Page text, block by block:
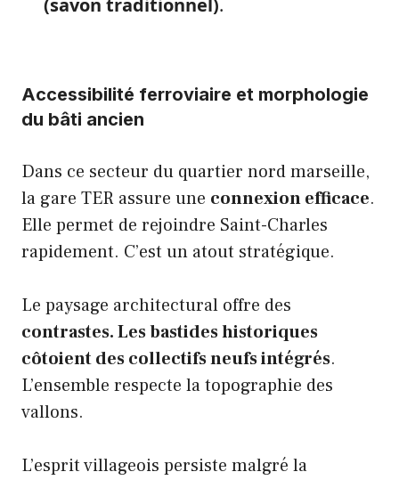
(savon traditionnel).
Accessibilité ferroviaire et morphologie
du bâti ancien
Dans ce secteur du quartier nord marseille,
la gare TER assure une connexion efficace.
Elle permet de rejoindre Saint-Charles
rapidement. C’est un atout stratégique.
Le paysage architectural offre des
contrastes. Les bastides historiques
côtoient des collectifs neufs intégrés.
L’ensemble respecte la topographie des
vallons.
L’esprit villageois persiste malgré la